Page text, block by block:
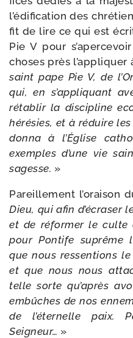
l’é­di­fi­ca­tion des
fit de lire ce qui est
Pie V pour
choses près l’ap­pli­quer
saint pape Pie V, de
qui, en s’ap­pli­quant
réta­blir la dis­ci­pline
héré­sies, et à réduire
don­na à l’Église
exemples d’une vie
sagesse. »
Pareillement l’o­rai­son
Dieu, qui afin d’é­cra­ser
et de réfor­mer le culte
pour Pontife suprême
que nous res­sen­tions
et que nous nous
telle sorte qu’a­près
embûches de nos
de l’é­ter­nelle paix.
Seigneur… »